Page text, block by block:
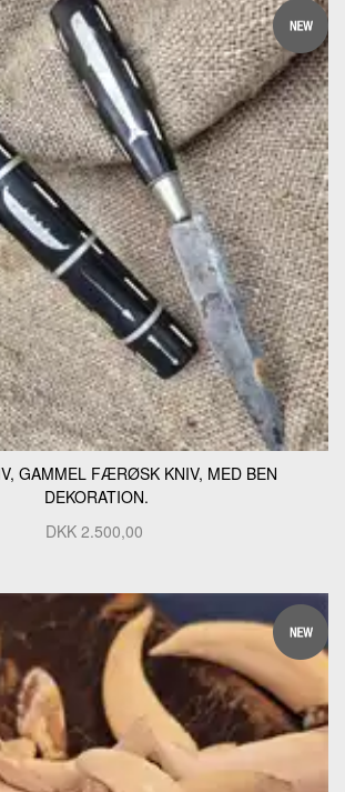
GAMMEL FÆRØSK KNIV, MED BEN
DEKORATION.
DKK 2.500,00